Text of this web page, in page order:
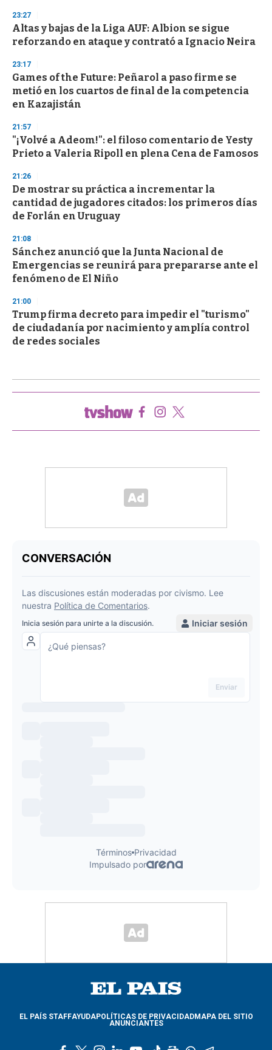
d
s
23:27
Altas y bajas de la Liga AUF: Albion se sigue
reforzando en ataque y contrató a Ignacio Neira
23:17
Games of the Future: Peñarol a paso firme se
metió en los cuartos de final de la competencia
en Kazajistán
21:57
"¡Volvé a Adeom!": el filoso comentario de Yesty
Prieto a Valeria Ripoll en plena Cena de Famosos
21:26
De mostrar su práctica a incrementar la
cantidad de jugadores citados: los primeros días
de Forlán en Uruguay
21:08
Sánchez anunció que la Junta Nacional de
Emergencias se reunirá para prepararse ante el
fenómeno de El Niño
21:00
Trump firma decreto para impedir el "turismo"
de ciudadanía por nacimiento y amplía control
de redes sociales
EL PAÍS STAFFAYUDAPOLÍTICAS DE PRIVACIDADMAPA DEL SITIO
ANUNCIANTES